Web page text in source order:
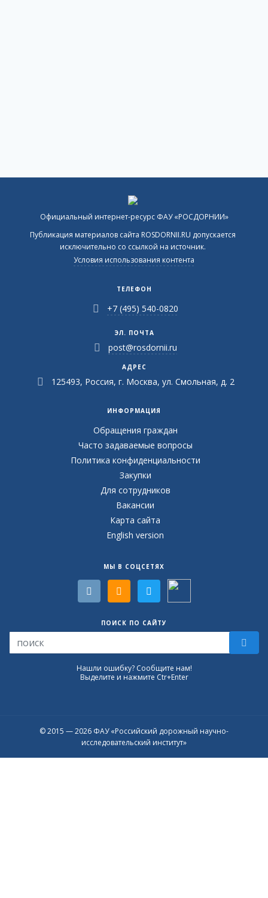
Официальный интернет-ресурс ФАУ «РОСДОРНИИ»
Публикация материалов сайта ROSDORNII.RU допускается
исключительно со ссылкой на источник.
Условия использования контента
ТЕЛЕФОН
+7 (495) 540-0820
ЭЛ. ПОЧТА
post@rosdornii.ru
АДРЕС
125493, Россия, г. Москва, ул. Смольная, д. 2
ИНФОРМАЦИЯ
Обращения граждан
Часто задаваемые вопросы
Политика конфиденциальности
Закупки
Для сотрудников
Вакансии
Карта сайта
English version
МЫ В СОЦСЕТЯХ
ПОИСК ПО САЙТУ
Нашли ошибку? Сообщите нам!
Выделите и нажмите Ctr+Enter
© 2015 — 2026 ФАУ «Российский дорожный научно-
исследовательский институт»